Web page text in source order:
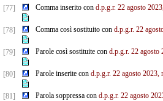
[77] Comma inserito con d.p.g.r. 22 agosto
[78] Comma così sostituito con d.p.g.r. 22
[79] Parole così sostituite con d.p.g.r. 22 agosto
[80] Parole inserite con d.p.g.r. 22 agosto 2023,
[81] Parola soppressa con d.p.g.r. 22 agosto